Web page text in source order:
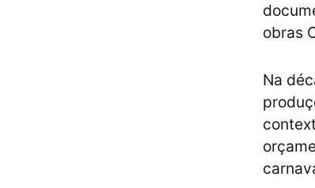
obras
Na